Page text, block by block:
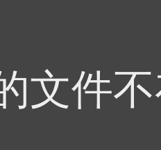
文件